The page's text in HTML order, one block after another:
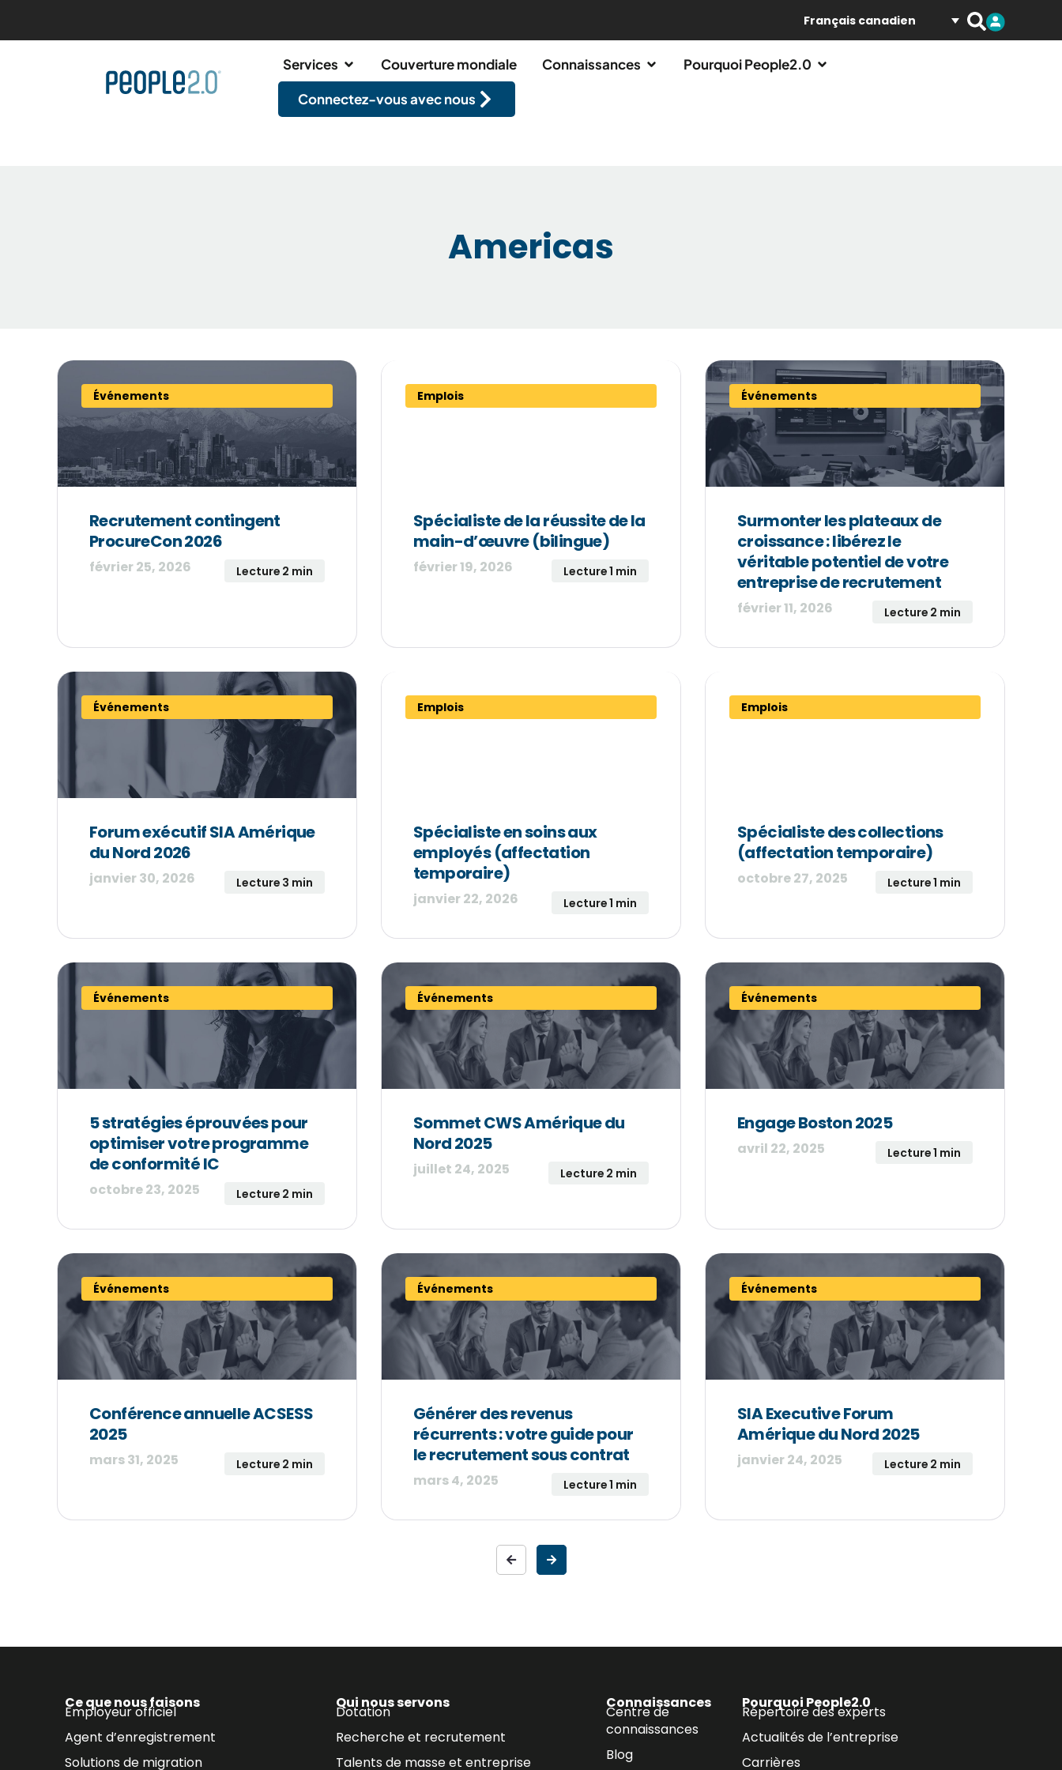
Français canadien
Services Couverture mondiale Connaissances
Pourquoi People2.0
Connectez-vous avec nous
Americas
Événements
Recrutement contingent
ProcureCon 2026
février 25, 2026 Lecture 2 min
Emplois
Spécialiste de la réussite de la
main-d’œuvre (bilingue)
février 19, 2026 Lecture 1 min
Événements
Surmonter les plateaux de
croissance : libérez le
véritable potentiel de votre
entreprise de recrutement
février 11, 2026 Lecture 2 min
Événements
Forum exécutif SIA Amérique
du Nord 2026
janvier 30, 2026 Lecture 3 min
Emplois
Spécialiste en soins aux
employés (affectation
temporaire)
janvier 22, 2026 Lecture 1 min
Emplois
Spécialiste des collections
(affectation temporaire)
octobre 27, 2025 Lecture 1 min
Événements
5 stratégies éprouvées pour
optimiser votre programme
de conformité IC
octobre 23, 2025 Lecture 2 min
Événements
Sommet CWS Amérique du
Nord 2025
juillet 24, 2025 Lecture 2 min
Événements
Engage Boston 2025
avril 22, 2025 Lecture 1 min
Événements
Conférence annuelle ACSESS
2025
mars 31, 2025 Lecture 2 min
Événements
Générer des revenus
récurrents : votre guide pour
le recrutement sous contrat
mars 4, 2025 Lecture 1 min
Événements
SIA Executive Forum
Amérique du Nord 2025
janvier 24, 2025 Lecture 2 min
Ce que nous faisons
Employeur officiel
Agent d’enregistrement
Solutions de migration
Qui nous servons
Dotation
Recherche et recrutement
Talents de masse et entreprise
Connaissances
Centre de
connaissances
Blog
Pourquoi People2.0
Répertoire des experts
Actualités de l’entreprise
Carrières